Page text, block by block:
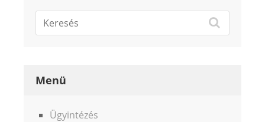
Menü
Ügyintézés